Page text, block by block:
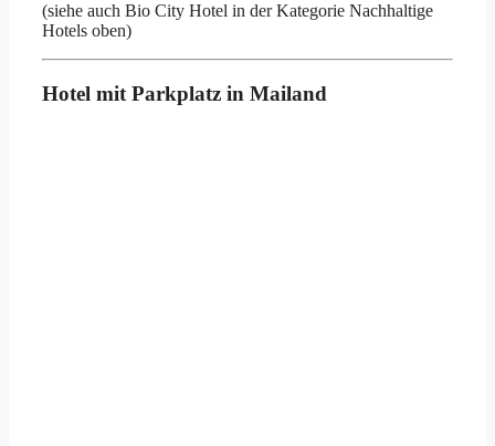
(siehe auch Bio City Hotel in der Kategorie Nachhaltige
Hotels oben)
Hotel mit Parkplatz in Mailand